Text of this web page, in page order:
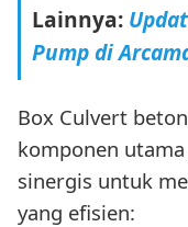
Lainnya:
Pump di
Box Culvert
komponen
sinergis untuk
yang efisien: